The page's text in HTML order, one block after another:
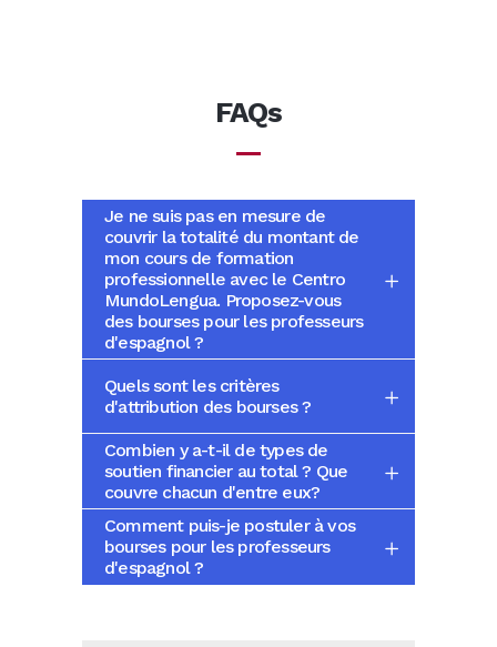
FAQs
Je ne suis pas en mesure de
couvrir la totalité du montant de
mon cours de formation
professionnelle avec le Centro
MundoLengua. Proposez-vous
des bourses pour les professeurs
d'espagnol ?
Quels sont les critères
d'attribution des bourses ?
Combien y a-t-il de types de
soutien financier au total ? Que
couvre chacun d'entre eux?
Comment puis-je postuler à vos
bourses pour les professeurs
d'espagnol ?